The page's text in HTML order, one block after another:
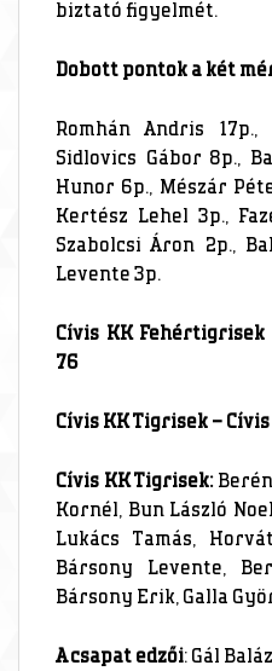
biztató figyelmét.
Dobott pontok a két
Romhán Andris 17p.,
Sidlovics Gábor 8p.,
Hunor 6p., Mészár
Kertész Lehel 3p.,
Szabolcsi Áron 2p.,
Levente 3p.
Cívis KK
76
Cívis KK Tigrisek –
Cívis KK Tigrisek:
Kornél, Bun László
Lukács Tamás,
Bársony Levente,
Bársony Erik, Galla
A csapat edzői: Gál